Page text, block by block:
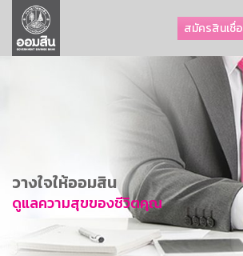
สมัครสินเชื่อ
ลูกค้าธุรกิจ
ลูกค้าผู้ประกอบรายย่อย
การพัฒนาที่ยั่งยืน
ข่าวสาร
บริการทางการเงิน
อื่นๆ
วางใจให้ออมสิน
ดูแลความสุขของชีวิตคุณ